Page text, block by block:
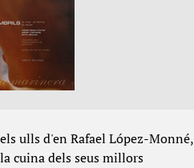
ulls d'en Rafael López-Monné,
cuina dels seus millors